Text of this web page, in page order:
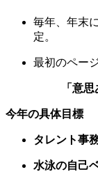
毎年、年末
定。
最初のペー
「意
今年の具体目標
タレント事
水泳の自己